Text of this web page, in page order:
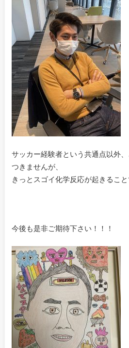
サッカー経験者という共通点以外
つきませんが、
きっとスゴイ化学反応が起きること
今後も是非ご期待下さい！！！